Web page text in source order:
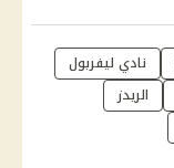
نادي ليفربول
الريدز